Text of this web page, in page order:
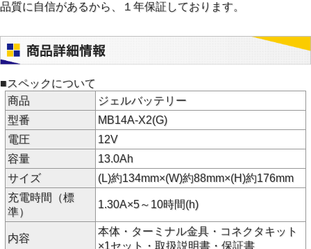
品質に自信があるから、１年保証しております。
■スペックについて
商品
ジェルバッテリー
型番
MB14A-X2(G)
電圧
12V
容量
13.0Ah
サイズ
(L)約134mm×(W)約88mm×(H)約176mm
充電時間（標
準）
1.30A×5～10時間(h)
内容
本体・ターミナル金具・コネクタキット
×1セット・取扱説明書・保証書